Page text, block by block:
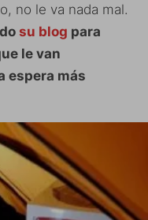
no le va nada mal.
su blog para
le van
espera más